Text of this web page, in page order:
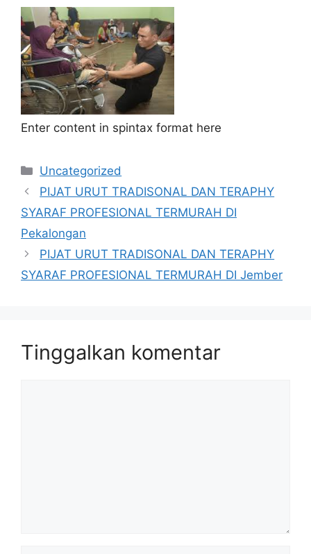
Enter content in spintax format here
Kategori
Uncategorized
PIJAT URUT TRADISONAL DAN TERAPHY
SYARAF PROFESIONAL TERMURAH DI
Pekalongan
PIJAT URUT TRADISONAL DAN TERAPHY
SYARAF PROFESIONAL TERMURAH DI Jember
Tinggalkan komentar